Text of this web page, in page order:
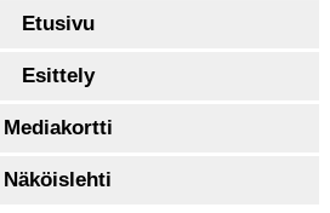
Etusivu
Esittely
Mediakortti
Näköislehti